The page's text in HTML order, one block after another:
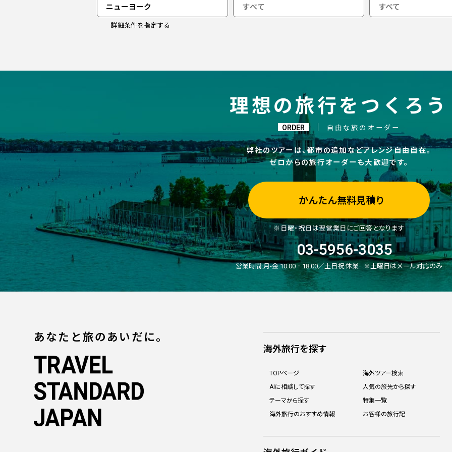
ニューヨーク すべて
詳細条件を指定する
理想の旅行をつくろう
ORDER 自由な旅のオーダー
弊社のツアーは、都市の追加などアレンジ自由自在。
ゼロからの旅行オーダーも大歓迎です。
かんたん無料見積り
※日曜・祝日は翌営業日にご回答となります
03-5956-3035
営業時間:月-金 10:00‐18:00／土日祝 休業 ※土曜日はメール対応のみ
あなたと旅のあいだに。
海外旅行を探す
TOPページ
海外ツアー検索
AIに相談して探す
人気の旅先から探す
テーマから探す
特集一覧
海外旅行のおすすめ情報
お客様の旅行記